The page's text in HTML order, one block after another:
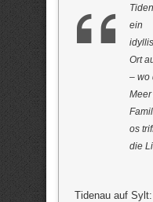
ein
Ort
– wo
os
die
Tidenau auf